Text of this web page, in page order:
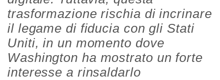
trasformazione rischia di incrinare
il legame di fiducia con gli Stati
Uniti, in un momento dove
Washington ha mostrato un forte
interesse a rinsaldarlo